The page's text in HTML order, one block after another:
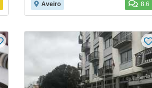
Aveiro 8.6